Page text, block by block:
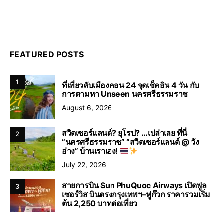
FEATURED POSTS
1
ที่เที่ยวลับเมืองคอน 24 จุดเช็คอิน 4 วัน กับ
การตามหา Unseen นครศรีธรรมราช
August 6, 2026
2
สวิตเซอร์แลนด์? ยุโรป? …เปล่าเลย ที่นี่
“นครศรีธรรมราช” “สวิตเซอร์แลนด์ @ วัง
อ่าง” บ้านเราเอง!
July 22, 2026
3
สายการบิน Sun PhuQuoc Airways เปิดฟูล
เซอร์วิส บินตรงกรุงเทพฯ–ฟูก๊วก ราคารวมเริ่ม
ต้น 2,250 บาทต่อเที่ยว